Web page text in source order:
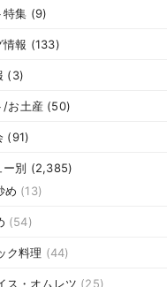
特集 (9)
情報 (133)
(3)
/お土産 (50)
(91)
ー別 (2,385)
め (13)
(54)
ク料理 (44)
ス・オムレツ (25)